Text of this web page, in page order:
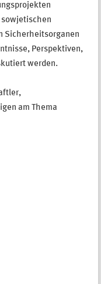
Sicherheitsorganen
Perspektiven,
werden.
am Thema